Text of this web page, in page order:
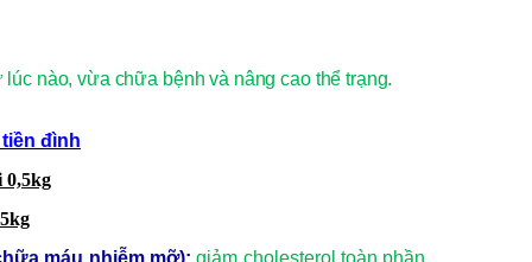
nào, vừa chữa bệnh và nâng cao thể trạng.
đình
0,5kg